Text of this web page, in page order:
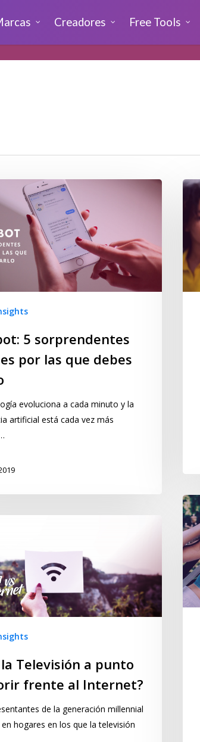
Creadores Free Tools
5 sorprendentes
por las que debes
evoluciona a cada minuto y la
artificial está cada vez más
la Televisión a punto
frente al Internet?
de la generación millennial
hogares en los que la televisión